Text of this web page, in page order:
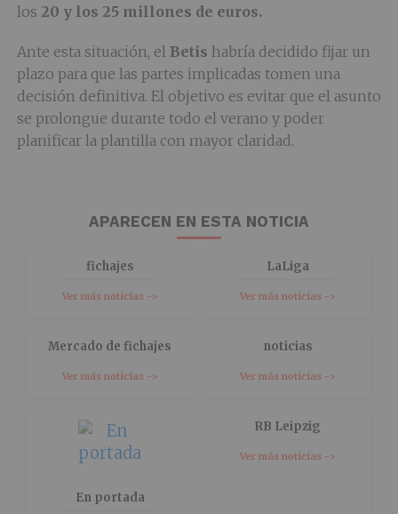
los 20 y los 25 millones de euros.
Ante esta situación, el Betis habría decidido fijar un
plazo para que las partes implicadas tomen una
decisión definitiva. El objetivo es evitar que el asunto
se prolongue durante todo el verano y poder
planificar la plantilla con mayor claridad.
APARECEN EN ESTA NOTICIA
fichajes
Ver más noticias ->
LaLiga
Ver más noticias ->
Mercado de fichajes
Ver más noticias ->
noticias
Ver más noticias ->
En portada
RB Leipzig
Ver más noticias ->